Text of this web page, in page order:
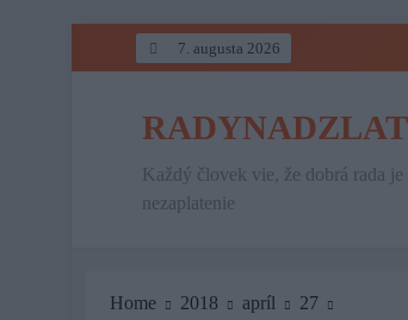
7. augusta 2026
Každý človek vie, že dobrá rada je
nezaplatenie
Home 2018 apríl
27